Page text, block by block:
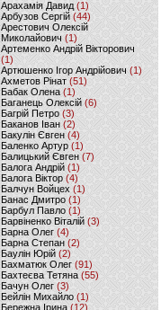
Арахамія Давид (1)
Арбузов Сергій (44)
Арестович Олексій
Миколайович(1)
Артеменко Андрій Вікторович
(1)
Артюшенко Ігор Андрійович(1)
Ахметов Рінат(51)
Бабак Олена(1)
Баганець Олексій(6)
Багрій Петро (3)
Баканов Іван(2)
Бакулін Євген (4)
Баленко Артур(1)
Балицький Євген(7)
Балога Андрій (1)
Балога Віктор (4)
Балчун Войцех (1)
Банас Дмитро (1)
Барбул Павло(1)
Барвіненко Віталій(3)
Барна Олег (4)
Барна Степан (2)
Баулін Юрій (2)
Бахматюк Олег (91)
Бахтеєва Тетяна(55)
Бачун Олег (3)
Бейлін Михайло (1)
Бережна Ірина(12)